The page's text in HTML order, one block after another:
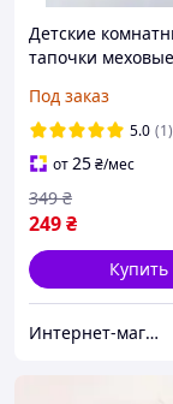
Детские
тапочки
синие Меховые
тапочки чуни
Под заказ
5.0 (1)
от25₴/мес
249₴
349 ₴
Купить
Интернет-магазин №1 Обувь,одежда для всех